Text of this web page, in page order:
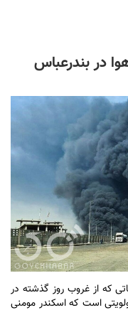
در بندرعباس
که از غروب روز گذشته در
است که اسکندر مومنی